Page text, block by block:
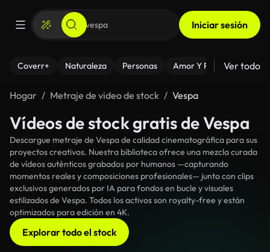
Iniciar sesión
Coverr+ Naturaleza Personas Amor Y Relaciones
Ver todo
Hogar Metraje de video de stock Vespa
Vídeos de stock gratis de Vespa
Descargue metraje de Vespa de calidad cinematográfica para sus
proyectos creativos. Nuestra biblioteca ofrece una mezcla curada
de vídeos auténticos grabados por humanos —capturando
momentos reales y composiciones profesionales— junto con clips
exclusivos generados por IA para fondos en bucle y visuales
estilizados de Vespa. Todos los activos son royalty-free y están
optimizados para edición en 4K.
Explorar todo el stock